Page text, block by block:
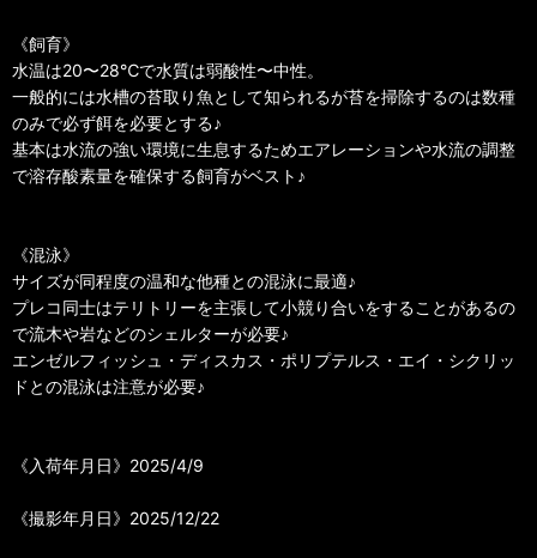
《飼育》
水温は20〜28℃で水質は弱酸性〜中性。
一般的には水槽の苔取り魚として知られるが苔を掃除するのは数種
のみで必ず餌を必要とする♪
基本は水流の強い環境に生息するためエアレーションや水流の調整
で溶存酸素量を確保する飼育がベスト♪
《混泳》
サイズが同程度の温和な他種との混泳に最適♪
プレコ同士はテリトリーを主張して小競り合いをすることがあるの
で流木や岩などのシェルターが必要♪
エンゼルフィッシュ・ディスカス・ポリプテルス・エイ・シクリッ
ドとの混泳は注意が必要♪
《入荷年月日》2025/4/9
《撮影年月日》2025/12/22